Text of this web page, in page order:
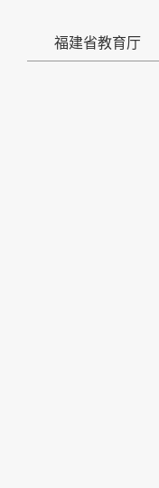
福建省教育厅